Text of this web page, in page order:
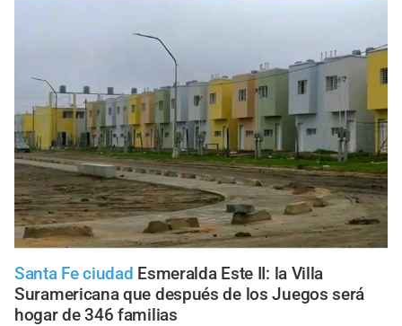
Santa Fe ciudad Esmeralda Este II: la Villa
Suramericana que después de los Juegos será
hogar de 346 familias